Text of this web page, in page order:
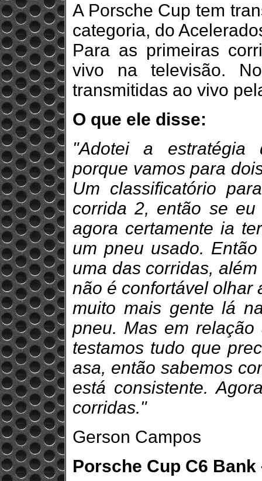
A Porsche Cup tem
categoria, do
Para as primeiras
vivo na televisão.
transmitidas ao vivo
O que ele disse:
"Adotei a estratégia
porque vamos para
Um classificatório
corrida 2, então se
agora certamente ia
um pneu usado.
uma das corridas,
não é confortável olhar
muito mais gente lá
pneu. Mas em
testamos tudo que
asa, então sabemos
está consistente.
corridas."
Gerson Campos
Porsche Cup C6